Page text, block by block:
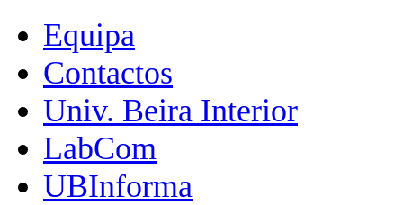
Equipa
Contactos
Univ. Beira Interior
LabCom
UBInforma